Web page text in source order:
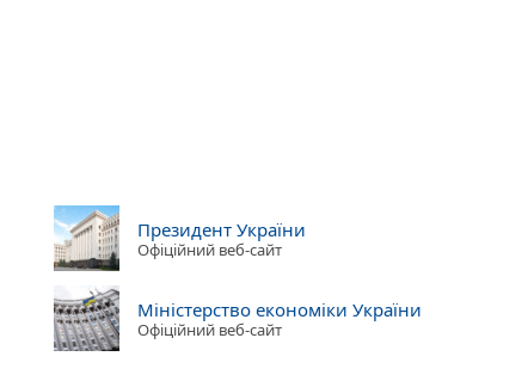
Президент України
Офіційний веб-сайт
Міністерство економіки України
Офіційний веб-сайт